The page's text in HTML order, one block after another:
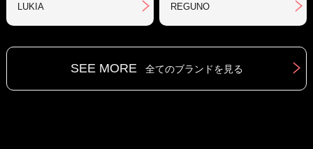
LUKIA REGUNO
SEE MORE 全てのブランドを見る